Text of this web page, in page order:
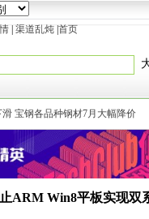
渠道乱炖 首页
宝钢各品种钢材7月大幅降价
ARM Win8平板实现双